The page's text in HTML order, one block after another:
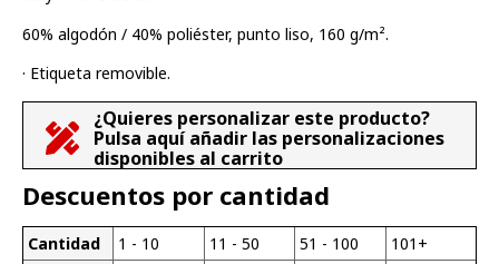
60% algodón / 40% poliéster, punto liso, 160 g/m².
· Etiqueta removible.
¿Quieres personalizar este producto?
Pulsa aquí añadir las personalizaciones
disponibles al carrito
Descuentos por cantidad
Cantidad
1 - 10
11 - 50
51 - 100
101+